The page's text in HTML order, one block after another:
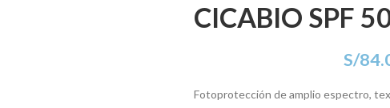
CICABIO SPF
S/
Fotoprotección de amplio espectro,